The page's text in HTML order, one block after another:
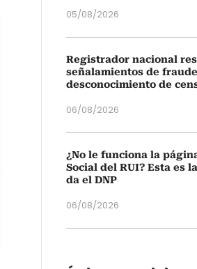
05/08/2026
Registrador nacional
señalamientos de
desconocimiento de
06/08/2026
¿No le funciona la
Social del RUI? Esta es
da el DNP
06/08/2026